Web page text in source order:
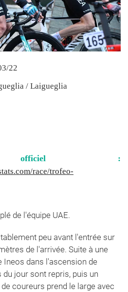
22
/ Laigueglia
officiel :
race/trofeo-
de l'équipe UAE.
peu avant l'entrée sur
de l'arrivée. Suite à une
Ineos dans l'ascension de
jour sont repris, puis un
coureurs prend le large avec